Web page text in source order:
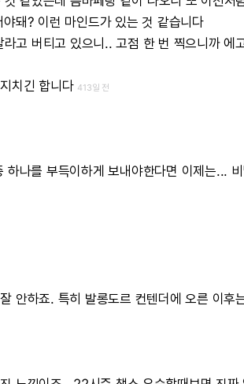
야돼? 이런 마인드가 있는 것 같습니다
라고 버티고 있으니.. 고점 한 번 찍으니까 에
지치긴 합니다 413일 전
하나를 부득이하게 보내야한다면 이제는...
잘 안하죠. 특히 발롱도르 컨텐더에 오른 이후